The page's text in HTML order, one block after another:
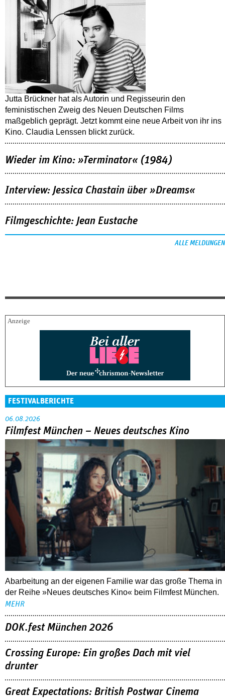
Jutta Brückner hat als Autorin und Regisseurin den
feministischen Zweig des Neuen Deutschen Films
maßgeblich geprägt. Jetzt kommt eine neue Arbeit von ihr ins
Kino. Claudia Lenssen blickt zurück.
Wieder im Kino: »Terminator« (1984)
Interview: Jessica Chastain über »Dreams«
Filmgeschichte: Jean Eustache
ALLE MELDUNGEN
FESTIVALBERICHTE
06.08.2026
Filmfest München – Neues deutsches Kino
Abarbeitung an der eigenen Familie war das große Thema in
der Reihe »Neues deutsches Kino« beim Filmfest München.
MEHR
DOK.fest München 2026
Crossing Europe: Ein großes Dach mit viel
drunter
Great Expectations: British Postwar Cinema